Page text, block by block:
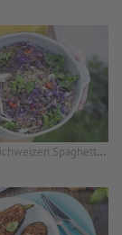
Asiatischer Buchweizen Spaghetti-Salat mit Sesam-Dressing